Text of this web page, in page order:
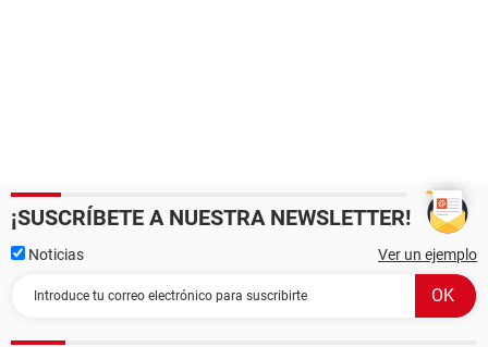
¡SUSCRÍBETE A NUESTRA NEWSLETTER!
Noticias Ver un ejemplo